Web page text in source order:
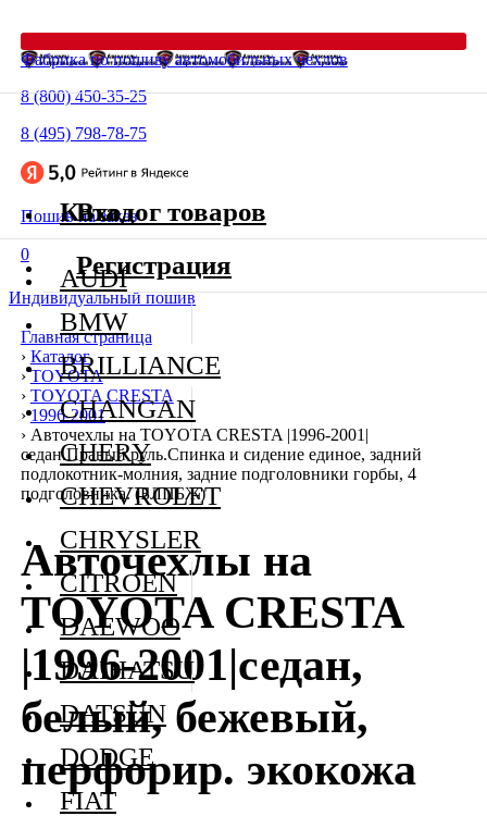
Фабрика по пошиву автомобильных чехлов
8 (800) 450-35-25
8 (495) 798-78-75
Пошив на заказ
0
Индивидуальный пошив
Главная страница
› Каталог
› TOYOTA
› TOYOTA CRESTA
› 1996-2001
› Авточехлы на TOYOTA CRESTA |1996-2001|
седан.Правый руль.Спинка и сидение единое, задний
подлокотник-молния, задние подголовники горбы, 4
подголовника. (БЛПБЖ)
Авточехлы на
TOYOTA CRESTA
|1996-2001|седан,
белый, бежевый,
перфорир. экокожа
Каталог товаров
AUDI
BMW
BRILLIANCE
CHANGAN
CHERY
CHEVROLET
CHRYSLER
CITROEN
DAEWOO
DAIHATSU
DATSUN
DODGE
FIAT
Вход
Регистрация